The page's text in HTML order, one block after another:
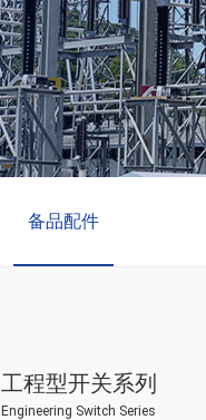
备品配件
工程型开关系列
Engineering Switch Series